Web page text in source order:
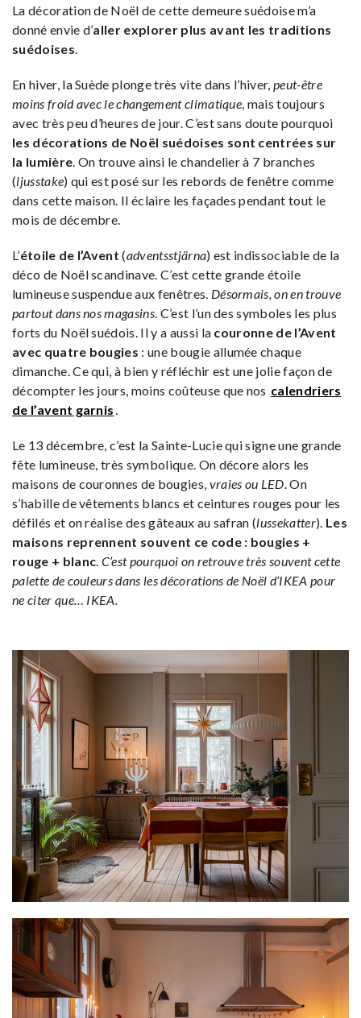
La décoration de Noël de cette demeure suédoise m’a
donné envie d’aller explorer plus avant les traditions
suédoises.
En hiver, la Suède plonge très vite dans l’hiver, peut-être
moins froid avec le changement climatique, mais toujours
avec très peu d’heures de jour. C’est sans doute pourquoi
les décorations de Noël suédoises sont centrées sur
la lumière. On trouve ainsi le chandelier à 7 branches
(ljusstake) qui est posé sur les rebords de fenêtre comme
dans cette maison. Il éclaire les façades pendant tout le
mois de décembre.
L’étoile de l’Avent (adventsstjärna) est indissociable de la
déco de Noël scandinave. C’est cette grande étoile
lumineuse suspendue aux fenêtres. Désormais, on en trouve
partout dans nos magasins. C’est l’un des symboles les plus
forts du Noël suédois. Il y a aussi la couronne de l’Avent
avec quatre bougies : une bougie allumée chaque
dimanche. Ce qui, à bien y réfléchir est une jolie façon de
décompter les jours, moins coûteuse que nos calendriers
de l’avent garnis.
Le 13 décembre, c’est la Sainte-Lucie qui signe une grande
fête lumineuse, très symbolique. On décore alors les
maisons de couronnes de bougies, vraies ou LED. On
s’habille de vêtements blancs et ceintures rouges pour les
défilés et on réalise des gâteaux au safran (lussekatter). Les
maisons reprennent souvent ce code : bougies +
rouge + blanc. C’est pourquoi on retrouve très souvent cette
palette de couleurs dans les décorations de Noël d’IKEA pour
ne citer que… IKEA.